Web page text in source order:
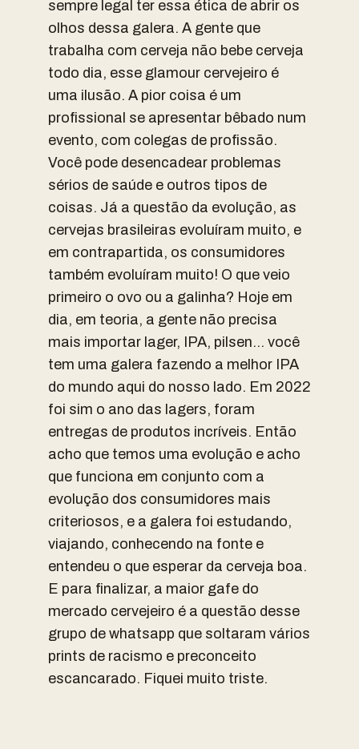
sempre legal ter essa ética de abrir os
olhos dessa galera. A gente que
trabalha com cerveja não bebe cerveja
todo dia, esse glamour cervejeiro é
uma ilusão. A pior coisa é um
profissional se apresentar bêbado num
evento, com colegas de profissão.
Você pode desencadear problemas
sérios de saúde e outros tipos de
coisas. Já a questão da evolução, as
cervejas brasileiras evoluíram muito, e
em contrapartida, os consumidores
também evoluíram muito! O que veio
primeiro o ovo ou a galinha? Hoje em
dia, em teoria, a gente não precisa
mais importar lager, IPA, pilsen… você
tem uma galera fazendo a melhor IPA
do mundo aqui do nosso lado. Em 2022
foi sim o ano das lagers, foram
entregas de produtos incríveis. Então
acho que temos uma evolução e acho
que funciona em conjunto com a
evolução dos consumidores mais
criteriosos, e a galera foi estudando,
viajando, conhecendo na fonte e
entendeu o que esperar da cerveja boa.
E para finalizar, a maior gafe do
mercado cervejeiro é a questão desse
grupo de whatsapp que soltaram vários
prints de racismo e preconceito
escancarado. Fiquei muito triste.